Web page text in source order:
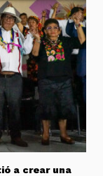
a crear una